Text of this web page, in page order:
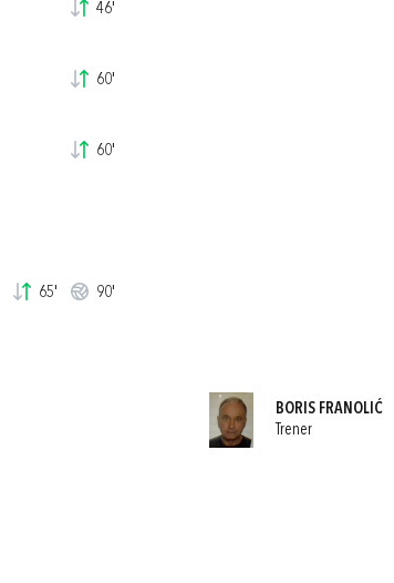
46'
60'
60'
65' 90'
BORIS FRANOLIĆ
Trener